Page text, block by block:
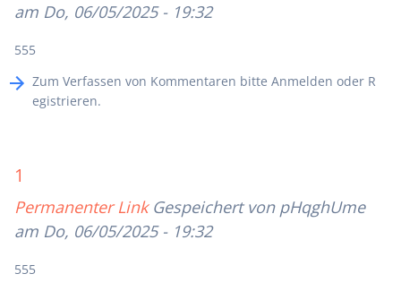
am Do, 06/05/2025 - 19:32
555
Zum Verfassen von Kommentaren bitte Anmelden oder R
egistrieren.
1
Permanenter Link Gespeichert von pHqghUme
am Do, 06/05/2025 - 19:32
555